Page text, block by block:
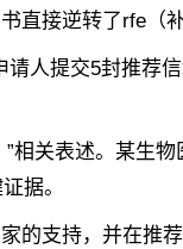
直接逆转了rfe（
人提交5封推荐
关表述。某生物
据。
支持，并在推荐